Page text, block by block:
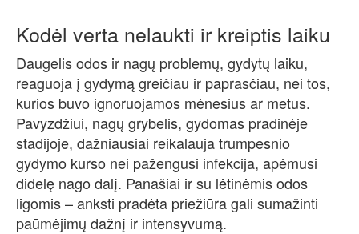
Kodėl verta nelaukti ir kreiptis laiku
Daugelis odos ir nagų problemų, gydytų laiku,
reaguoja į gydymą greičiau ir paprasčiau, nei tos,
kurios buvo ignoruojamos mėnesius ar metus.
Pavyzdžiui, nagų grybelis, gydomas pradinėje
stadijoje, dažniausiai reikalauja trumpesnio
gydymo kurso nei pažengusi infekcija, apėmusi
didelę nago dalį. Panašiai ir su lėtinėmis odos
ligomis – anksti pradėta priežiūra gali sumažinti
paūmėjimų dažnį ir intensyvumą.